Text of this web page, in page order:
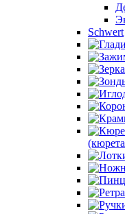
Schwert